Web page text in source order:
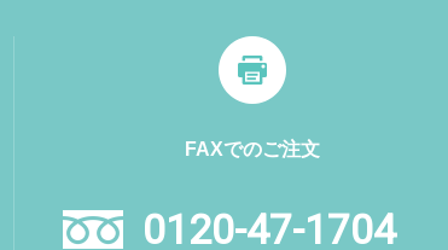
FAXでのご注文
0120-47-1704